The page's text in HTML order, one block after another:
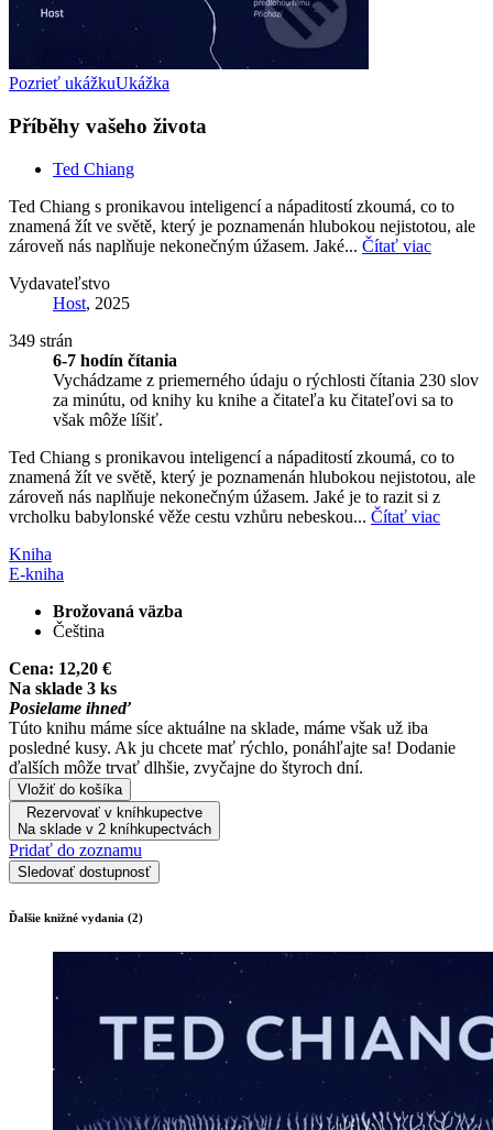
Pozrieť ukážkuUkážka
Příběhy vašeho života
Ted Chiang
Ted Chiang s pronikavou inteligencí a nápaditostí zkoumá, co to
znamená žít ve světě, který je poznamenán hlubokou nejistotou, ale
zároveň nás naplňuje nekonečným úžasem. Jaké... Čítať viac
Vydavateľstvo
Host, 2025
349 strán
6-7 hodín čítania
Vychádzame z priemerného údaju o rýchlosti čítania 230 slov
za minútu, od knihy ku knihe a čitateľa ku čitateľovi sa to
však môže líšiť.
Ted Chiang s pronikavou inteligencí a nápaditostí zkoumá, co to
znamená žít ve světě, který je poznamenán hlubokou nejistotou, ale
zároveň nás naplňuje nekonečným úžasem. Jaké je to razit si z
vrcholku babylonské věže cestu vzhůru nebeskou... Čítať viac
Kniha
E-kniha
Brožovaná väzba
Čeština
Cena: 12,20 €
Na sklade 3 ks
Posielame ihneď
Túto knihu máme síce aktuálne na sklade, máme však už iba
posledné kusy. Ak ju chcete mať rýchlo, ponáhľajte sa! Dodanie
ďalších môže trvať dlhšie, zvyčajne do štyroch dní.
Vložiť do košíka
Rezervovať v kníhkupectve
Na sklade v 2 kníhkupectvách
Pridať do zoznamu
Sledovať dostupnosť
Ďalšie knižné vydania (2)